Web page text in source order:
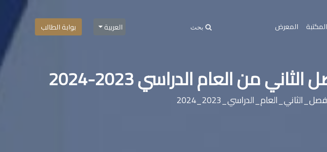
المكتبة المعرض العربية بوابة الطالب
من العام الدراسي 2023-2024